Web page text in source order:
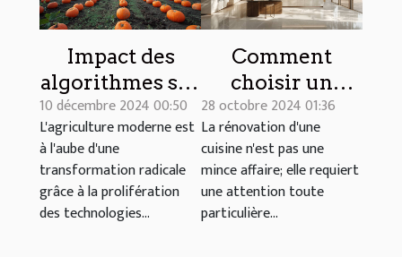
Impact des
algorithmes sur
l'efficacité des
cultures de
citrouilles
10 décembre 2024 00:50
L'agriculture moderne est
à l'aube d'une
transformation radicale
grâce à la prolifération
des technologies...
Comment
choisir un
cuisiniste pour
une rénovation
sur mesure de
haute qualité
28 octobre 2024 01:36
La rénovation d'une
cuisine n'est pas une
mince affaire; elle requiert
une attention toute
particulière...